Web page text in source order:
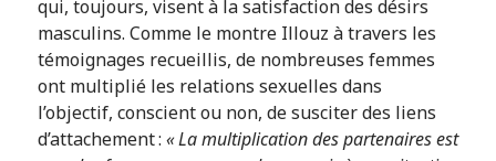
qui, toujours, visent à la satisfaction des désirs
masculins. Comme le montre Illouz à travers les
témoignages recueillis, de nombreuses femmes
ont multiplié les relations sexuelles dans
l’objectif, conscient ou non, de susciter des liens
d’attachement : « La multiplication des partenaires est